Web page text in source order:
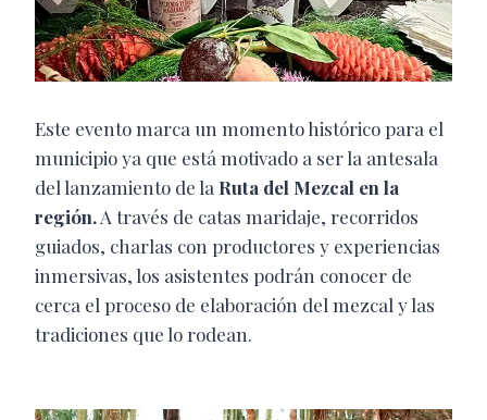
Este evento marca un momento histórico para el
municipio ya que está motivado a ser la antesala
del lanzamiento de la Ruta del Mezcal en la
región.A través de catas maridaje, recorridos
guiados, charlas con productores y experiencias
inmersivas, los asistentes podrán conocer de
cerca el proceso de elaboración del mezcal y las
tradiciones que lo rodean.